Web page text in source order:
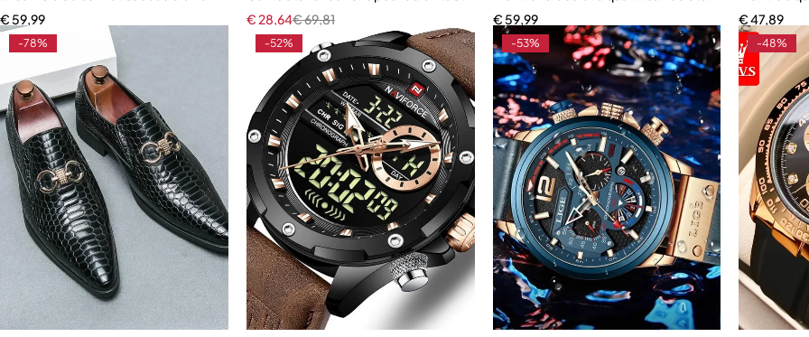
€ 59,99
€69,81
€28,64
€ 59,99
€47,89
-78% -52% -53% -48%